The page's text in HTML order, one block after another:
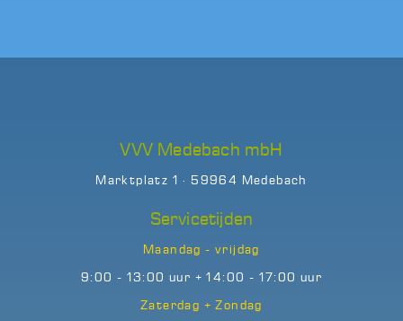
VVV Medebach mbH
Marktplatz 1 · 59964 Medebach
Servicetijden
Maandag - vrijdag
9:00 - 13:00 uur + 14:00 - 17:00 uur
Zaterdag + Zondag